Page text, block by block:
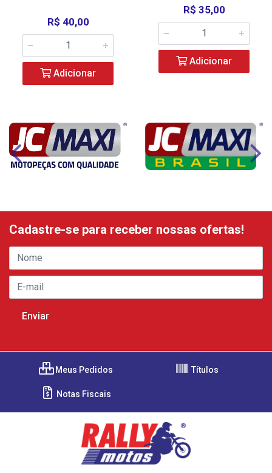
R$ 40,00
Adicionar
R$ 35,00
Adicionar
Cadastre-se para receber nossas ofertas!
Meus Pedidos Títulos
Notas Fiscais